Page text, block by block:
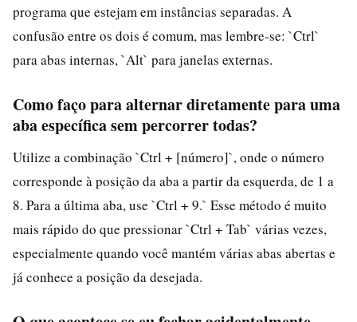
programa que estejam em instâncias separadas. A
confusão entre os dois é comum, mas lembre-se: `Ctrl`
para abas internas, `Alt` para janelas externas.
Como faço para alternar diretamente para uma
aba específica sem percorrer todas?
Utilize a combinação `Ctrl + [número]`, onde o número
corresponde à posição da aba a partir da esquerda, de 1 a
8. Para a última aba, use `Ctrl + 9.` Esse método é muito
mais rápido do que pressionar `Ctrl + Tab` várias vezes,
especialmente quando você mantém várias abas abertas e
já conhece a posição da desejada.